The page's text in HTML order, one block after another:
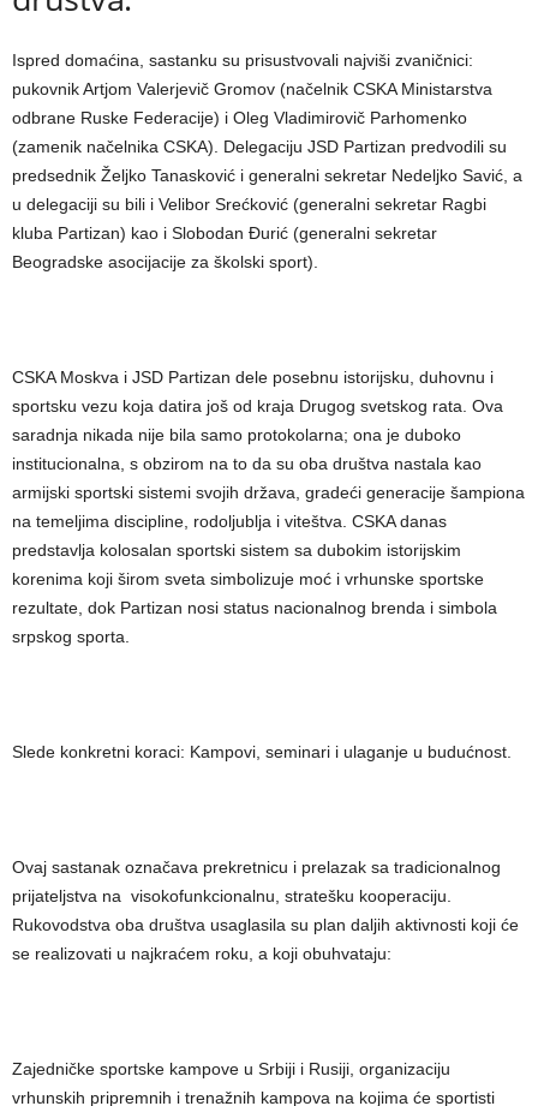
​Ispred domaćina, sastanku su prisustvovali najviši zvaničnici:
pukovnik Artjom Valerjevič Gromov (načelnik CSKA Ministarstva
odbrane Ruske Federacije) i Oleg Vladimirovič Parhomenko
(zamenik načelnika CSKA). Delegaciju JSD Partizan predvodili su
predsednik Željko Tanasković i generalni sekretar Nedeljko Savić, a
u delegaciji su bili i Velibor Srećković (generalni sekretar Ragbi
kluba Partizan) kao i Slobodan Đurić (generalni sekretar
Beogradske asocijacije za školski sport).
​​CSKA Moskva i JSD Partizan dele posebnu istorijsku, duhovnu i
sportsku vezu koja datira još od kraja Drugog svetskog rata. Ova
saradnja nikada nije bila samo protokolarna; ona je duboko
institucionalna, s obzirom na to da su oba društva nastala kao
armijski sportski sistemi svojih država, gradeći generacije šampiona
na temeljima discipline, rodoljublja i viteštva. CSKA danas
predstavlja kolosalan sportski sistem sa dubokim istorijskim
korenima koji širom sveta simbolizuje moć i vrhunske sportske
rezultate, dok Partizan nosi status nacionalnog brenda i simbola
srpskog sporta.
Slede ​konkretni koraci: Kampovi, seminari i ulaganje u budućnost.
​Ovaj sastanak označava prekretnicu i prelazak sa tradicionalnog
prijateljstva na visokofunkcionalnu, stratešku kooperaciju.
Rukovodstva oba društva usaglasila su plan daljih aktivnosti koji će
se realizovati u najkraćem roku, a koji obuhvataju:
​Zajedničke sportske kampove u Srbiji i Rusiji, organizaciju
vrhunskih pripremnih i trenažnih kampova na kojima će sportisti